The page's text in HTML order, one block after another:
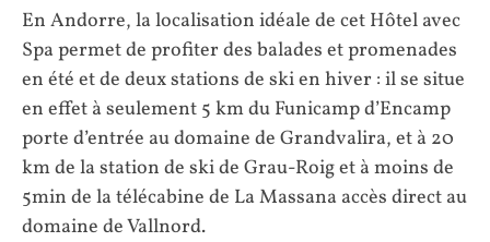
En Andorre, la localisation idéale de cet Hôtel avec
Spa permet de profiter des balades et promenades
en été et de deux stations de ski en hiver : il se situe
en effet à seulement 5 km du Funicamp d’Encamp
porte d’entrée au domaine de Grandvalira, et à 20
km de la station de ski de Grau-Roig et à moins de
5min de la télécabine de La Massana accès direct au
domaine de Vallnord.